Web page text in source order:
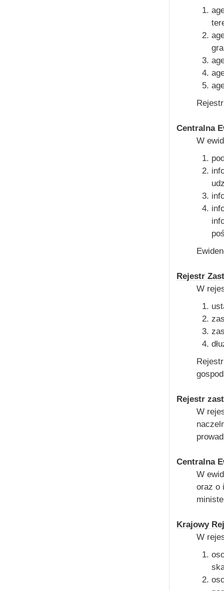
Centralna
W
Rejestr
W
Rejestr
W
Centralna
W
oraz o
Krajowy
W